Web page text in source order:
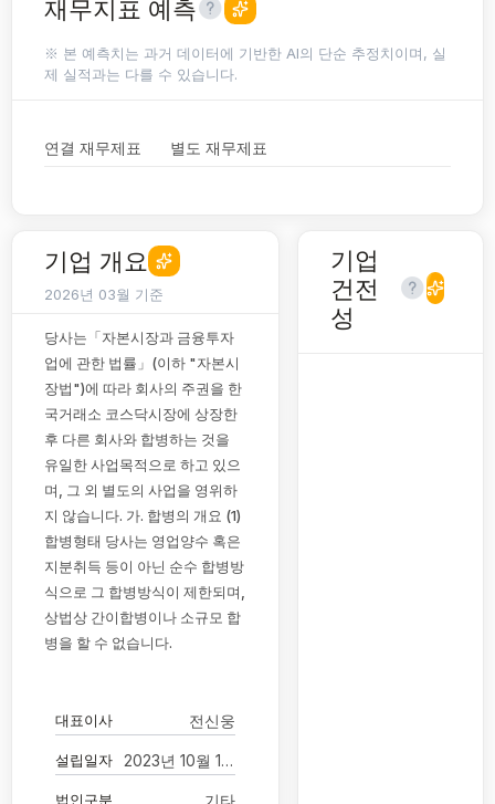
재무지표 예측
※ 본 예측치는 과거 데이터에 기반한 AI의 단순 추정치이며, 실
제 실적과는 다를 수 있습니다.
연결 재무제표 별도 재무제표
기업 개요
2026년 03월 기준
당사는「자본시장과 금융투자
업에 관한 법률」(이하 "자본시
장법")에 따라 회사의 주권을 한
국거래소 코스닥시장에 상장한
후 다른 회사와 합병하는 것을
유일한 사업목적으로 하고 있으
며, 그 외 별도의 사업을 영위하
지 않습니다. 가. 합병의 개요 (1)
합병형태 당사는 영업양수 혹은
지분취득 등이 아닌 순수 합병방
식으로 그 합병방식이 제한되며,
상법상 간이합병이나 소규모 합
병을 할 수 없습니다.
대표이사 전신웅
설립일자 2023년 10월 11일
법인구분 기타
기업
건전
성